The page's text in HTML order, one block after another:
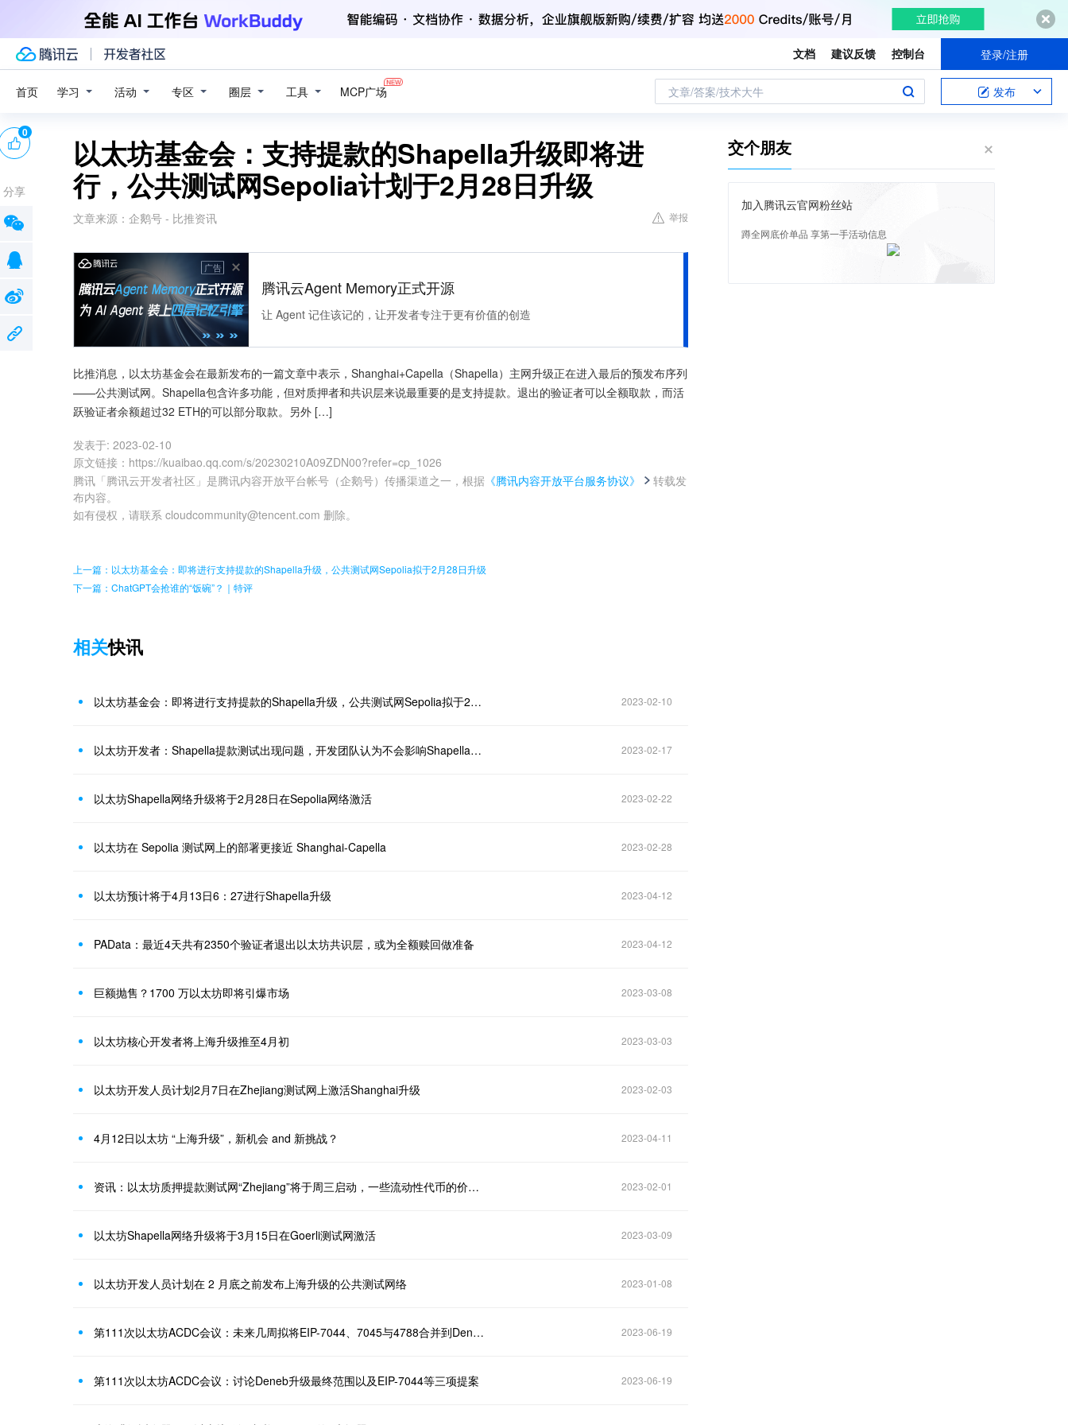
文档 建议反馈 控制台 登录/注册
首页 学习 活动 专区 圈层 工具 MCP广场 文章/答案/技术大牛 发布
以太坊基金会：支持提款的Shapella升级即将进
行，公共测试网Sepolia计划于2月28日升级
文章来源： 企鹅号 - 比推资讯 举报
广告
腾讯云Agent Memory正式开源
让 Agent 记住该记的，让开发者专注于更有价值的创造
比推消息，以太坊基金会在最新发布的一篇文章中表示，Shanghai+Capella（Shapella）主网升级正在进入最后的预发布序列
——公共测试网。Shapella包含许多功能，但对质押者和共识层来说最重要的是支持提款。退出的验证者可以全额取款，而活
跃验证者余额超过32 ETH的可以部分取款。另外 […]
发表于: 2023-02-10
原文链接 ： https://kuaibao.qq.com/s/20230210A09ZDN00?refer=cp_1026
腾讯「腾讯云开发者社区」是腾讯内容开放平台帐号（企鹅号）传播渠道之一，根据 《腾讯内容开放平台服务协议》
转载发
布内容。
如有侵权，请联系 cloudcommunity@tencent.com 删除。
0
分享
上一篇：以太坊基金会：即将进行支持提款的Shapella升级，公共测试网Sepolia拟于2月28日升级
下一篇：ChatGPT会抢谁的“饭碗”？｜特评
相关快讯
以太坊基金会：即将进行支持提款的Shapella升级，公共测试网Sepolia拟于2月28日升级 2023-02-10
以太坊开发者：Shapella提款测试出现问题，开发团队认为不会影响Shapella升级时间 2023-02-17
以太坊Shapella网络升级将于2月28日在Sepolia网络激活 2023-02-22
以太坊在 Sepolia 测试网上的部署更接近 Shanghai-Capella 2023-02-28
以太坊预计将于4月13日6：27进行Shapella升级 2023-04-12
PAData：最近4天共有2350个验证者退出以太坊共识层，或为全额赎回做准备 2023-04-12
巨额抛售？1700 万以太坊即将引爆市场 2023-03-08
以太坊核心开发者将上海升级推至4月初 2023-03-03
以太坊开发人员计划2月7日在Zhejiang测试网上激活Shanghai升级 2023-02-03
4月12日以太坊 “上海升级”，新机会 and 新挑战？ 2023-04-11
资讯：以太坊质押提款测试网“Zhejiang”将于周三启动，一些流动性代币的价格出现波动 2023-02-01
以太坊Shapella网络升级将于3月15日在Goerli测试网激活 2023-03-09
以太坊开发人员计划在 2 月底之前发布上海升级的公共测试网络 2023-01-08
第111次以太坊ACDC会议：未来几周拟将EIP-7044、7045与4788合并到Deneb规范中 2023-06-19
第111次以太坊ACDC会议：讨论Deneb升级最终范围以及EIP-7044等三项提案 2023-06-19
交个朋友
加入腾讯云官网粉丝站
蹲全网底价单品 享第一手活动信息